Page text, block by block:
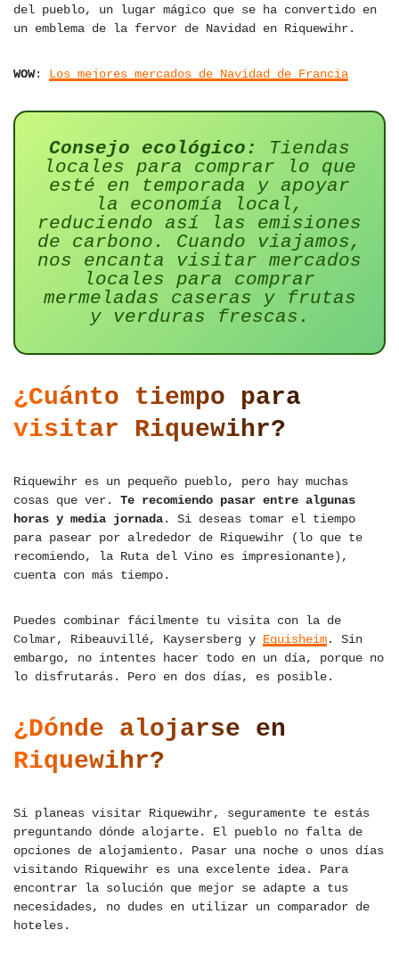
del pueblo, un lugar mágico que se ha convertido en
un emblema de la fervor de Navidad en Riquewihr.
WOW: Los mejores mercados de Navidad de Francia
Consejo ecológico:
Tiendas
locales para comprar lo que
esté en temporada y apoyar
la economía local,
reduciendo así las emisiones
de carbono. Cuando viajamos,
nos encanta visitar mercados
locales para comprar
mermeladas caseras y frutas
y verduras frescas.
¿Cuánto tiempo para
visitar Riquewihr?
Riquewihr es un pequeño pueblo, pero hay muchas
cosas que ver. Te recomiendo pasar entre algunas
horas y media jornada. Si deseas tomar el tiempo
para pasear por alrededor de Riquewihr (lo que te
recomiendo, la Ruta del Vino es impresionante),
cuenta con más tiempo.
Puedes combinar fácilmente tu visita con la de
Colmar, Ribeauvillé, Kaysersberg y Eguisheim. Sin
embargo, no intentes hacer todo en un día, porque no
lo disfrutarás. Pero en dos días, es posible.
¿Dónde alojarse en
Riquewihr?
Si planeas visitar Riquewihr, seguramente te estás
preguntando dónde alojarte. El pueblo no falta de
opciones de alojamiento. Pasar una noche o unos días
visitando Riquewihr es una excelente idea. Para
encontrar la solución que mejor se adapte a tus
necesidades, no dudes en utilizar un comparador de
hoteles.